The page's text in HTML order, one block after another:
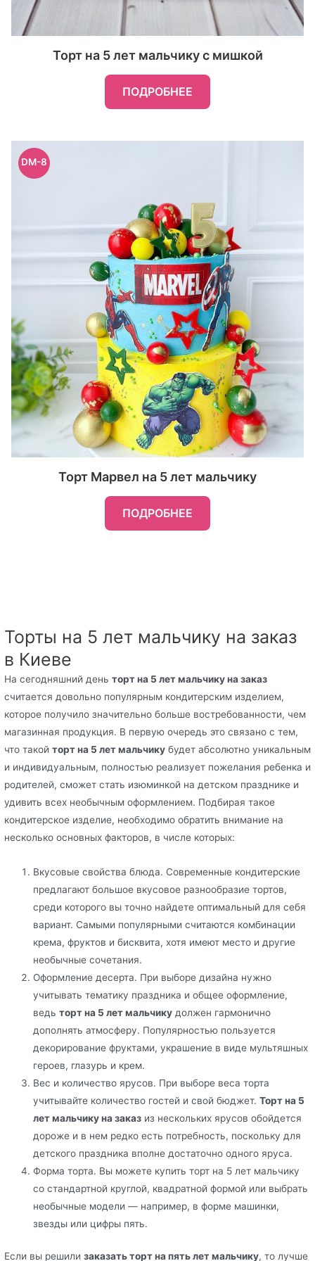
Торт на 5 лет мальчику с мишкой
ПОДРОБНЕЕ
DM-8
Торт Марвел на 5 лет мальчику
ПОДРОБНЕЕ
Торты на 5 лет мальчику на заказ
в Киеве
На сегодняшний день торт на 5 лет мальчику на заказ
считается довольно популярным кондитерским изделием,
которое получило значительно больше востребованности, чем
магазинная продукция. В первую очередь это связано с тем,
что такой торт на 5 лет мальчику будет абсолютно уникальным
и индивидуальным, полностью реализует пожелания ребенка и
родителей, сможет стать изюминкой на детском празднике и
удивить всех необычным оформлением. Подбирая такое
кондитерское изделие, необходимо обратить внимание на
несколько основных факторов, в числе которых:
Вкусовые свойства блюда. Современные кондитерские
предлагают большое вкусовое разнообразие тортов,
среди которого вы точно найдете оптимальный для себя
вариант. Самыми популярными считаются комбинации
крема, фруктов и бисквита, хотя имеют место и другие
необычные сочетания.
Оформление десерта. При выборе дизайна нужно
учитывать тематику праздника и общее оформление,
ведьторт на 5 лет мальчику должен гармонично
дополнять атмосферу. Популярностью пользуется
декорирование фруктами, украшение в виде мультяшных
героев, глазурь и крем.
Вес и количество ярусов. При выборе веса торта
учитывайте количество гостей и свой бюджет.Торт на 5
лет мальчику на заказ из нескольких ярусов обойдется
дороже и в нем редко есть потребность, поскольку для
детского праздника вполне достаточно одного яруса.
Форма торта. Вы можете купить торт на 5 лет мальчику
со стандартной круглой, квадратной формой или выбрать
необычные модели — например, в форме машинки,
звезды или цифры пять.
Если вы решили заказать торт на пять лет мальчику, то лучше